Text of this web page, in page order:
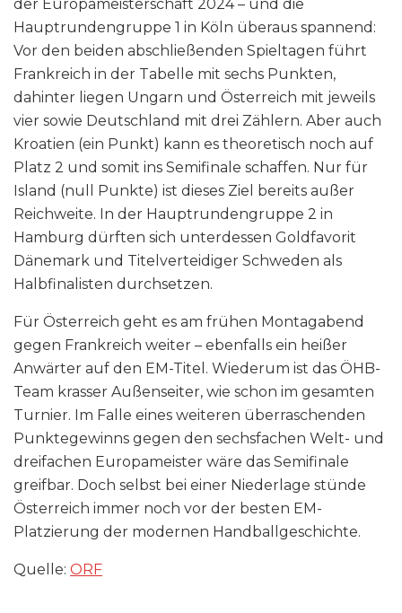
der Europameisterschaft 2024 – und die
Hauptrundengruppe 1 in Köln überaus spannend:
Vor den beiden abschließenden Spieltagen führt
Frankreich in der Tabelle mit sechs Punkten,
dahinter liegen Ungarn und Österreich mit jeweils
vier sowie Deutschland mit drei Zählern. Aber auch
Kroatien (ein Punkt) kann es theoretisch noch auf
Platz 2 und somit ins Semifinale schaffen. Nur für
Island (null Punkte) ist dieses Ziel bereits außer
Reichweite. In der Hauptrundengruppe 2 in
Hamburg dürften sich unterdessen Goldfavorit
Dänemark und Titelverteidiger Schweden als
Halbfinalisten durchsetzen.
Für Österreich geht es am frühen Montagabend
gegen Frankreich weiter – ebenfalls ein heißer
Anwärter auf den EM-Titel. Wiederum ist das ÖHB-
Team krasser Außenseiter, wie schon im gesamten
Turnier. Im Falle eines weiteren überraschenden
Punktegewinns gegen den sechsfachen Welt- und
dreifachen Europameister wäre das Semifinale
greifbar. Doch selbst bei einer Niederlage stünde
Österreich immer noch vor der besten EM-
Platzierung der modernen Handballgeschichte.
Quelle: ORF